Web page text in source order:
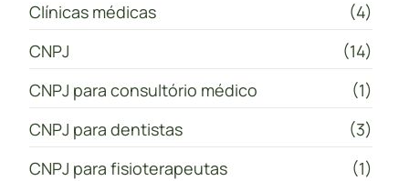
Clínicas médicas
(4)
CNPJ
(14)
CNPJ para consultório médico
(1)
CNPJ para dentistas
(3)
CNPJ para fisioterapeutas
(1)